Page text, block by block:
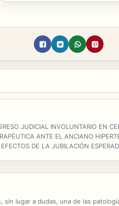
JUDICIAL INVOLUNTARIO EN
ANTE EL ANCIANO
DE LA JUBILACIÓN
lugar a dudas, una de las